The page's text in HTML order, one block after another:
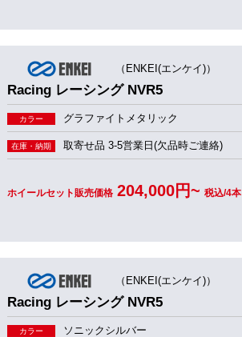
（ENKEI(エンケイ)）
Racing レーシング NVR5
カラー グラファイトメタリック
在庫・納期 取寄せ品 3-5営業日(欠品時ご連絡)
ホイールセット販売価格 204,000円~ 税込/4本
（ENKEI(エンケイ)）
Racing レーシング NVR5
カラー ソニックシルバー